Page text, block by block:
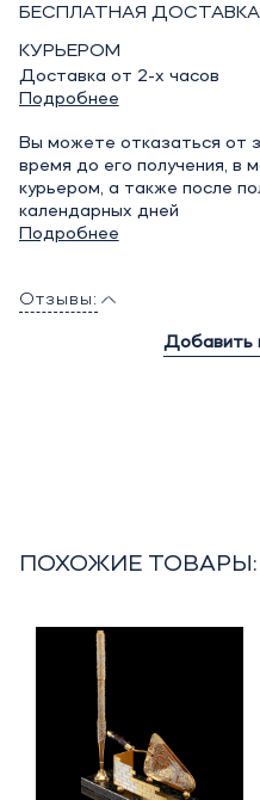
БЕСПЛАТНАЯ
КУРЬЕРОМ
Доставка от 2-х часов
Подробнее
Вы можете отказаться от
время до его получения, в
курьером, а также после
календарных дней
Подробнее
Отзывы:
Добавить
ПОХОЖИЕ ТОВАРЫ: